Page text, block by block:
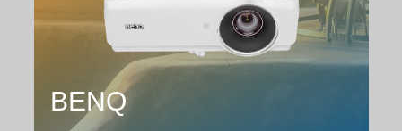
BENQ